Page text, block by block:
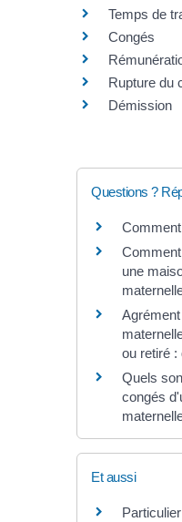
Temps de
Congés
Rupture du
Démission
Questions ?
une
ou retiré :
Quels
congés
Et aussi